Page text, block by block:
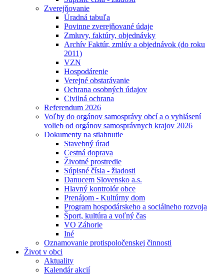
Zverejňovanie
Úradná tabuľa
Povinne zverejňované údaje
Zmluvy, faktúry, objednávky
Archív Faktúr, zmlúv a objednávok (do roku
2011)
VZN
Hospodárenie
Verejné obstarávanie
Ochrana osobných údajov
Civilná ochrana
Referendum 2026
Voľby do orgánov samosprávy obcí a o vyhlásení
volieb od orgánov samosprávnych krajov 2026
Dokumenty na stiahnutie
Stavebný úrad
Cestná doprava
Životné prostredie
Súpisné čísla - žiadosti
Danucem Slovensko a.s.
Hlavný kontrolór obce
Prenájom - Kultúrny dom
Program hospodárskeho a sociálneho rozvoja
Šport, kultúra a voľný čas
VO Záhorie
Iné
Oznamovanie protispoločenskej činnosti
Život v obci
Aktuality
Kalendár akcií